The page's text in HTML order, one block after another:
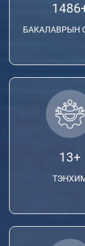
1486
БАКАЛАВРЫН
13+